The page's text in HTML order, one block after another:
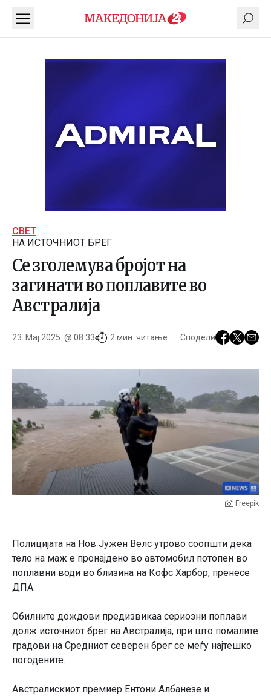
СВЕТ
НА ИСТОЧНИОТ БРЕГ
Се зголемува бројот на
загинати во поплавите во
Австралија
23. Мај 2025. @ 08:33 2 мин. читање Сподели
Freepik
Полицијата на Нов Јужен Велс утрово соопшти дека
тело на маж е пронајдено во автомобил потопен во
поплавни води во близина на Кофс Харбор, пренесе
ДПА.
Обилните дождови предизвикаа сериозни поплави
долж источниот брег на Австралија, при што помалите
градови на Средниот северен брег се меѓу најтешко
погодените.
Австралискиот премиер Ентони Албанезе и